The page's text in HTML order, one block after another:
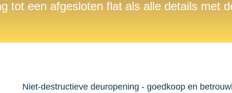
tot een afgesloten flat als alle details met
Niet-destructieve deuropening - goedkoop en